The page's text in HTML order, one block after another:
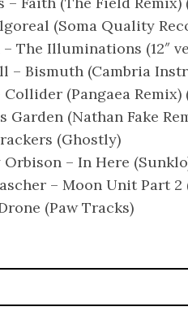
(Soma Quality
– The Illuminations (12″
– Bismuth (Cambria
(Pangaea Remix)
Garden (Nathan Fake
(Ghostly)
Orbison – In Here
– Moon Unit Part 2
(Paw Tracks)